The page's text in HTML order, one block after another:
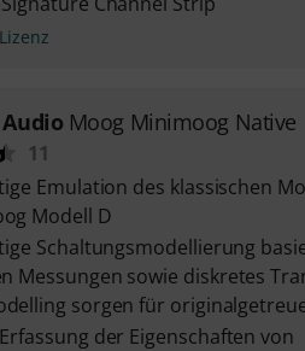
Moog Minimoog Native
11
Emulation des klassischen
Modell D
Schaltungsmodellierung
Messungen sowie diskretes
sorgen für
der Eigenschaften von